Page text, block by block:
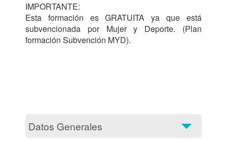
IMPORTANTE:
Esta formación es GRATUITA ya que está
subvencionada por Mujer y Deporte. (Plan
formación Subvención MYD).
Datos Generales